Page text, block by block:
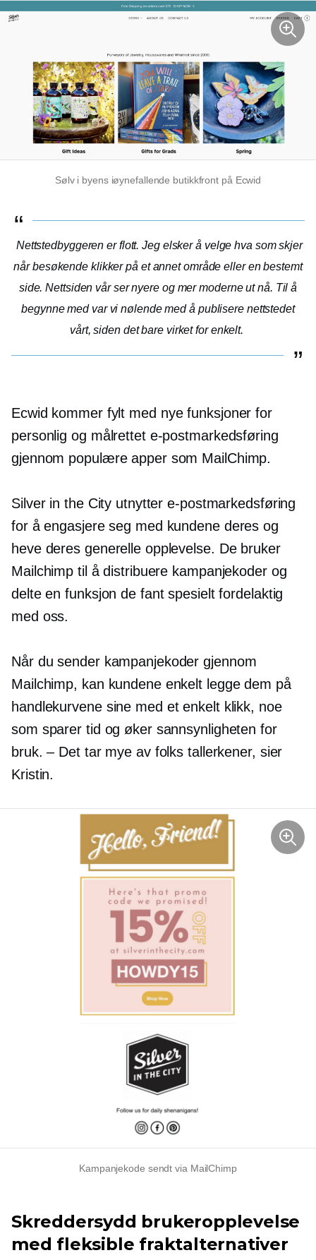
Sølv i byens iøynefallende butikkfront på Ecwid
Nettstedbyggeren er flott. Jeg elsker å velge hva som skjer
når besøkende klikker på et annet område eller en bestemt
side. Nettsiden vår ser nyere og mer moderne ut nå. Til å
begynne med var vi nølende med å publisere nettstedet
vårt, siden det bare virket for enkelt.
Ecwid kommer fylt med nye funksjoner for
personlig og målrettet e-postmarkedsføring
gjennom populære apper som MailChimp.
Silver in the City utnytter e-postmarkedsføring
for å engasjere seg med kundene deres og
heve deres generelle opplevelse. De bruker
Mailchimp til å distribuere kampanjekoder og
delte en funksjon de fant spesielt fordelaktig
med oss.
Når du sender kampanjekoder gjennom
Mailchimp, kan kundene enkelt legge dem på
handlekurvene sine med et enkelt klikk, noe
som sparer tid og øker sannsynligheten for
bruk. – Det tar mye av folks tallerkener, sier
Kristin.
Kampanjekode sendt via MailChimp
Skreddersydd brukeropplevelse
med fleksible fraktalternativer